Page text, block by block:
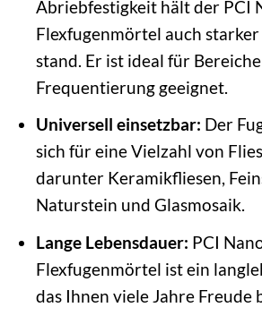
Abriebfestigkeit hält der PCI
Flexfugenmörtel auch
stand. Er ist ideal für
Frequentierung geeignet.
Universell einsetzbar: Der
sich für eine Vielzahl von
darunter Keramikfliesen,
Naturstein und Glasmosaik.
Lange Lebensdauer: PCI
Flexfugenmörtel ist ein
das Ihnen viele Jahre Freude